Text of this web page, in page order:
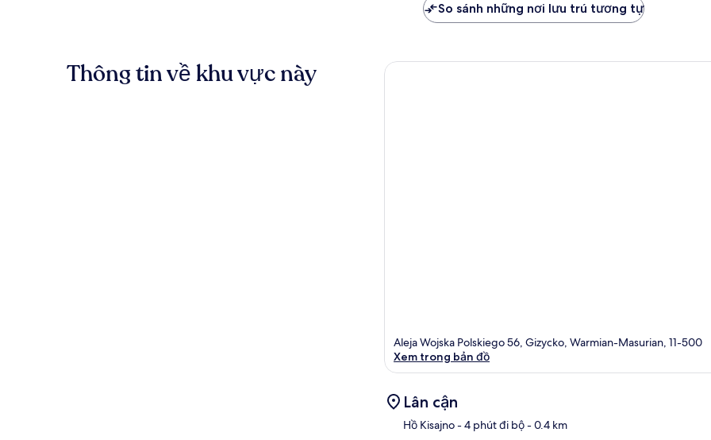
So sánh những nơi lưu trú tương tự
Thông tin về khu vực này
Aleja Wojska Polskiego 56, Gizycko, Warmian-Masurian, 11-500
Xem trong bản đồ
Lân cận
Hồ Kisajno- 4 phút đi bộ- 0.4 km